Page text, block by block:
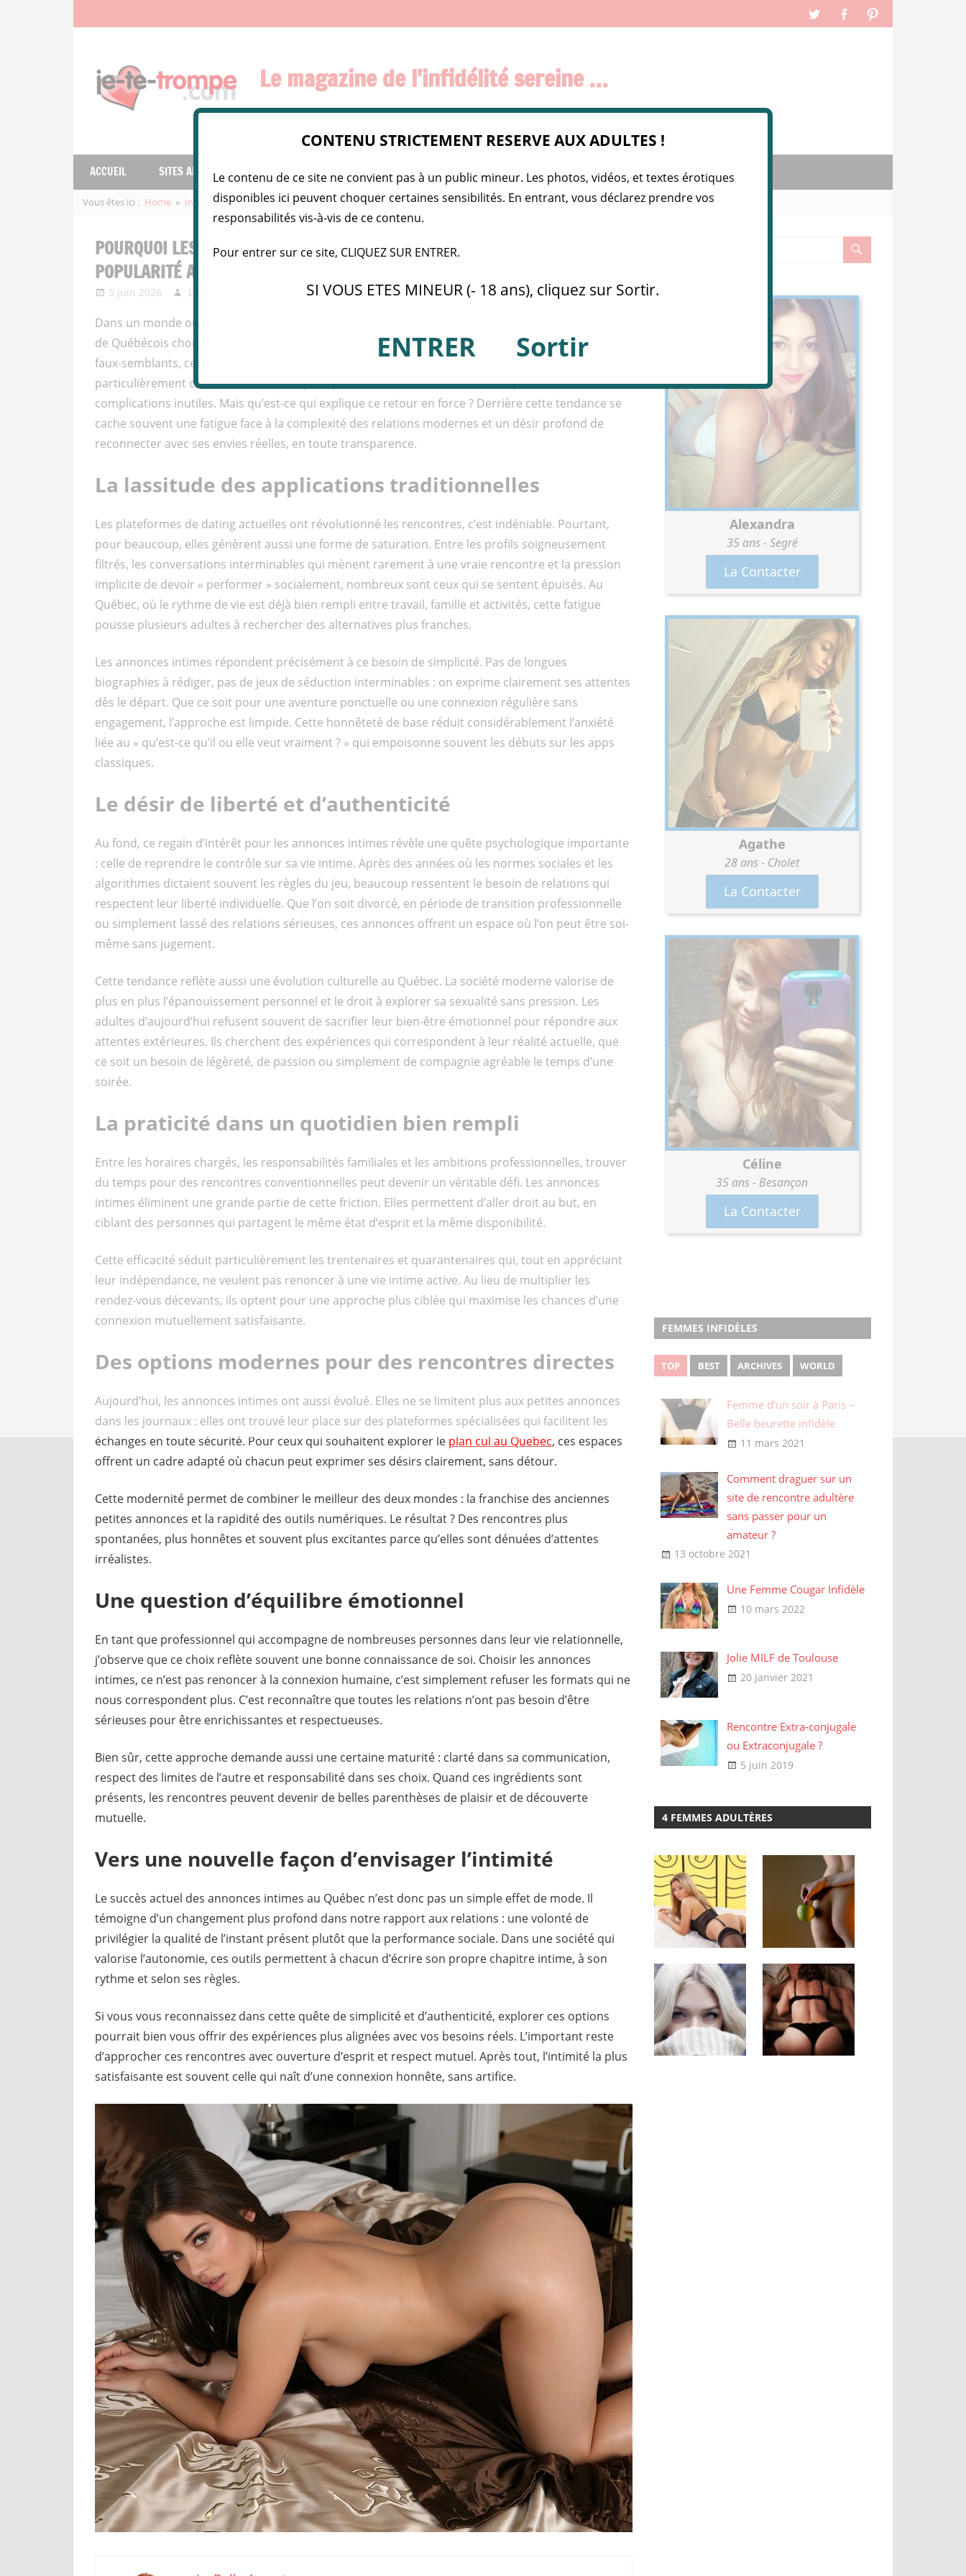
CONTENU STRICTEMENT RESERVE AUX ADULTES !
Le contenu de ce site ne convient pas à un public mineur. Les photos, vidéos, et textes érotiques
disponibles ici peuvent choquer certaines sensibilités. En entrant, vous déclarez prendre vos
responsabilités vis-à-vis de ce contenu.
Pour entrer sur ce site, CLIQUEZ SUR ENTRER.
SI VOUS ETES MINEUR (- 18 ans), cliquez sur Sortir.
ENTRER Sortir
to
Le magazine de l'infidélité sereine …
de
l'infidélité
sereine
ACCUEIL SITES ADULTÈRES FEMMES INFIDÈLES PRESSE SPIICE GIRLS INFOS SEXY PUBLIEZ VOS ARTICLES
Vous êtes ici : Home Infos Sexy Pourquoi les annonces intimes connaissent un regain de popularité au Québec
POURQUOI LES ANNONCES INTIMES CONNAISSENT UN REGAIN DE
POPULARITÉ AU QUÉBEC
5 juin 2026 La Belle Amante Infos Sexy
Dans un monde où les applications de rencontre promettent l’amour en un swipe, de plus en plus
de Québécois choisissent de revenir à l’essentiel : les annonces intimes. Simples, directes et sans
faux-semblants, ces petites annonces connaissent un véritable regain de popularité,
particulièrement chez les célibataires qui aspirent à des rencontres authentiques et sans
complications inutiles. Mais qu’est-ce qui explique ce retour en force ? Derrière cette tendance se
cache souvent une fatigue face à la complexité des relations modernes et un désir profond de
reconnecter avec ses envies réelles, en toute transparence.
La lassitude des applications traditionnelles
Les plateformes de dating actuelles ont révolutionné les rencontres, c’est indéniable. Pourtant,
pour beaucoup, elles génèrent aussi une forme de saturation. Entre les profils soigneusement
filtrés, les conversations interminables qui mènent rarement à une vraie rencontre et la pression
implicite de devoir « performer » socialement, nombreux sont ceux qui se sentent épuisés. Au
Québec, où le rythme de vie est déjà bien rempli entre travail, famille et activités, cette fatigue
pousse plusieurs adultes à rechercher des alternatives plus franches.
Les annonces intimes répondent précisément à ce besoin de simplicité. Pas de longues
biographies à rédiger, pas de jeux de séduction interminables : on exprime clairement ses attentes
dès le départ. Que ce soit pour une aventure ponctuelle ou une connexion régulière sans
engagement, l’approche est limpide. Cette honnêteté de base réduit considérablement l’anxiété
liée au « qu’est-ce qu’il ou elle veut vraiment ? » qui empoisonne souvent les débuts sur les apps
classiques.
Le désir de liberté et d’authenticité
Au fond, ce regain d’intérêt pour les annonces intimes révèle une quête psychologique importante
: celle de reprendre le contrôle sur sa vie intime. Après des années où les normes sociales et les
algorithmes dictaient souvent les règles du jeu, beaucoup ressentent le besoin de relations qui
respectent leur liberté individuelle. Que l’on soit divorcé, en période de transition professionnelle
ou simplement lassé des relations sérieuses, ces annonces offrent un espace où l’on peut être soi-
même sans jugement.
Cette tendance reflète aussi une évolution culturelle au Québec. La société moderne valorise de
plus en plus l’épanouissement personnel et le droit à explorer sa sexualité sans pression. Les
adultes d’aujourd’hui refusent souvent de sacrifier leur bien-être émotionnel pour répondre aux
attentes extérieures. Ils cherchent des expériences qui correspondent à leur réalité actuelle, que
ce soit un besoin de légèreté, de passion ou simplement de compagnie agréable le temps d’une
soirée.
La praticité dans un quotidien bien rempli
Entre les horaires chargés, les responsabilités familiales et les ambitions professionnelles, trouver
du temps pour des rencontres conventionnelles peut devenir un véritable défi. Les annonces
intimes éliminent une grande partie de cette friction. Elles permettent d’aller droit au but, en
ciblant des personnes qui partagent le même état d’esprit et la même disponibilité.
Cette efficacité séduit particulièrement les trentenaires et quarantenaires qui, tout en appréciant
leur indépendance, ne veulent pas renoncer à une vie intime active. Au lieu de multiplier les
rendez-vous décevants, ils optent pour une approche plus ciblée qui maximise les chances d’une
connexion mutuellement satisfaisante.
Des options modernes pour des rencontres directes
Aujourd’hui, les annonces intimes ont aussi évolué. Elles ne se limitent plus aux petites annonces
dans les journaux : elles ont trouvé leur place sur des plateformes spécialisées qui facilitent les
échanges en toute sécurité. Pour ceux qui souhaitent explorer le plan cul au Quebec, ces espaces
offrent un cadre adapté où chacun peut exprimer ses désirs clairement, sans détour.
Cette modernité permet de combiner le meilleur des deux mondes : la franchise des anciennes
petites annonces et la rapidité des outils numériques. Le résultat ? Des rencontres plus
spontanées, plus honnêtes et souvent plus excitantes parce qu’elles sont dénuées d’attentes
irréalistes.
Une question d’équilibre émotionnel
En tant que professionnel qui accompagne de nombreuses personnes dans leur vie relationnelle,
j’observe que ce choix reflète souvent une bonne connaissance de soi. Choisir les annonces
intimes, ce n’est pas renoncer à la connexion humaine, c’est simplement refuser les formats qui ne
nous correspondent plus. C’est reconnaître que toutes les relations n’ont pas besoin d’être
sérieuses pour être enrichissantes et respectueuses.
Bien sûr, cette approche demande aussi une certaine maturité : clarté dans sa communication,
respect des limites de l’autre et responsabilité dans ses choix. Quand ces ingrédients sont
présents, les rencontres peuvent devenir de belles parenthèses de plaisir et de découverte
mutuelle.
Vers une nouvelle façon d’envisager l’intimité
Le succès actuel des annonces intimes au Québec n’est donc pas un simple effet de mode. Il
témoigne d’un changement plus profond dans notre rapport aux relations : une volonté de
privilégier la qualité de l’instant présent plutôt que la performance sociale. Dans une société qui
valorise l’autonomie, ces outils permettent à chacun d’écrire son propre chapitre intime, à son
rythme et selon ses règles.
Si vous vous reconnaissez dans cette quête de simplicité et d’authenticité, explorer ces options
pourrait bien vous offrir des expériences plus alignées avec vos besoins réels. L’important reste
d’approcher ces rencontres avec ouverture d’esprit et respect mutuel. Après tout, l’intimité la plus
satisfaisante est souvent celle qui naît d’une connexion honnête, sans artifice.
FEMMES INFIDÈLES
TOP BEST ARCHIVES WORLD
Femme d’un soir à Paris –
Belle beurette infidèle
11 mars 2021
Comment draguer sur un
site de rencontre adultère
sans passer pour un
amateur ?
13 octobre 2021
Une Femme Cougar Infidèle
10 mars 2022
Jolie MILF de Toulouse
20 janvier 2021
Rencontre Extra-conjugale
ou Extraconjugale ?
5 juin 2019
4 FEMMES ADULTÈRES